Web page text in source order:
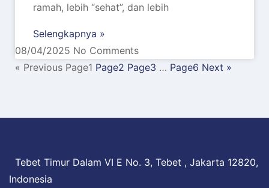
ramah, lebih “sehat”, dan lebih
Selengkapnya »
08/04/2025 No Comments
« Previous Page1 Page2 Page3 … Page6 Next »
Tebet Timur Dalam VI E No. 3, Tebet , Jakarta 12820,
Indonesia